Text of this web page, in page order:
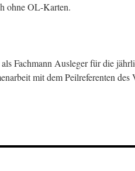
ohne OL-Karten.
Fachmann Ausleger für die
mit dem Peilreferenten